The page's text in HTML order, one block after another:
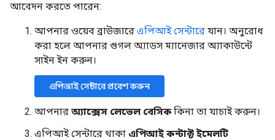
আবেদন করতে পারেন:
আপনার ওয়েব ব্রাউজারে এপিআই সেন্টারে যান। অনুরোধ
করা হলে আপনার গুগল অ্যাডস ম্যানেজার অ্যাকাউন্টে
সাইন ইন করুন।
এপিআই সেন্টারে প্রবেশ করুন
আপনার অ্যাক্সেস লেভেল বেসিক কিনা তা যাচাই করুন।
এপিআই সেন্টারে থাকা এপিআই কন্টাক্ট ইমেলটি